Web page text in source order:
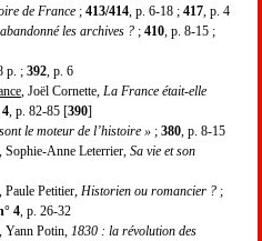
de France ; 413/414 , p. 6-18 ; 417 , p. 4
les archives ? ; 410 , p. 8-15 ;
p. ; 392 , p. 6
, Joël Cornette, La France était-elle
, p. 82-85 [390]
le moteur de l’histoire » ; 380 , p. 8-15
, Sophie-Anne Leterrier, Sa vie et son
, Paule Petitier, Historien ou romancier ? ;
4 , p. 26-32
, Yann Potin, 1830 : la révolution des